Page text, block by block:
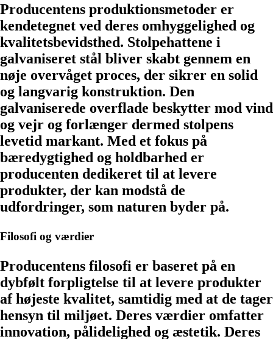
Producentens produktionsmetoder er
kendetegnet ved deres omhyggelighed og
kvalitetsbevidsthed. Stolpehattene i
galvaniseret stål bliver skabt gennem en
nøje overvåget proces, der sikrer en solid
og langvarig konstruktion. Den
galvaniserede overflade beskytter mod vind
og vejr og forlænger dermed stolpens
levetid markant. Med et fokus på
bæredygtighed og holdbarhed er
producenten dedikeret til at levere
produkter, der kan modstå de
udfordringer, som naturen byder på.
Filosofi og værdier
Producentens filosofi er baseret på en
dybfølt forpligtelse til at levere produkter
af højeste kvalitet, samtidig med at de tager
hensyn til miljøet. Deres værdier omfatter
innovation, pålidelighed og æstetik. Deres